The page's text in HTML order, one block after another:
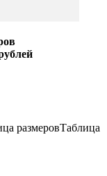
размеровТаблица